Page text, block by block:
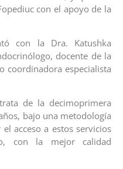
con el apoyo de la
con la Dra. Katushka
docente de la
coordinadora especialista
de la decimoprimera
bajo una metodología
acceso a estos servicios
con la mejor calidad